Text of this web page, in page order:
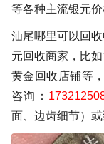
等各种主流银元价
汕尾哪里可以回
元回收商家，比
黄金回收店铺等
咨询：
面、边齿细节）或